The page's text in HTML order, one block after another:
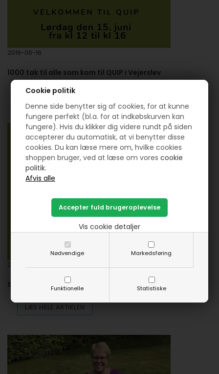
Cookie politik
Denne side benytter sig af cookies, for at kunne
fungere perfekt (bl.a. for at indkøbskurven kan
fungere). Hvis du klikker dig videre rundt på siden
accepterer du automatisk, at vi benytter disse
cookies. Du kan læse mere om, hvilke cookies
shoppen bruger, ved at læse om vorescookie
politik.
Nødvendige Markedsføring
Funktionelle Statistiske
Vis cookie detaljer
2019-06-16
1000 tak til alle som kom til QUIP i Vejerslev
LÆS HELE ARTIKLEN
2019-06-15
Så er det i dag, der igen er QUIP i Vejerslev
LÆS HELE ARTIKLEN